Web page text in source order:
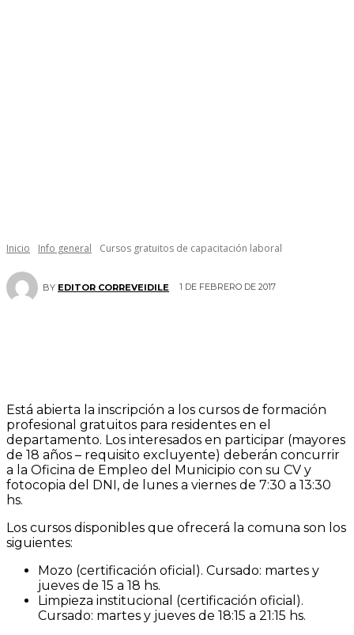
Inicio Info general Cursos gratuitos de capacitación laboral
BY EDITOR CORREVEIDILE 1 DE FEBRERO DE 2017
Está abierta la inscripción a los cursos de formación
profesional gratuitos para residentes en el
departamento. Los interesados en participar (mayores
de 18 años – requisito excluyente) deberán concurrir
a la Oficina de Empleo del Municipio con su CV y
fotocopia del DNI, de lunes a viernes de 7:30 a 13:30
hs.
Los cursos disponibles que ofrecerá la comuna son los
siguientes:
Mozo (certificación oficial). Cursado: martes y
jueves de 15 a 18 hs.
Limpieza institucional (certificación oficial).
Cursado: martes y jueves de 18:15 a 21:15 hs.